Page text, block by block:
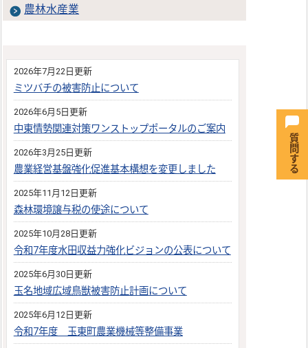
農林水産業
2026年7月22日更新
ミツバチの被害防止について
2026年6月5日更新
中東情勢関連対策ワンストップポータルのご案内
2026年3月25日更新
農業経営基盤強化促進基本構想を変更しました
2025年11月12日更新
森林環境譲与税の使途について
2025年10月28日更新
令和7年度水田収益力強化ビジョンの公表について
2025年6月30日更新
玉名地域広域鳥獣被害防止計画について
2025年6月12日更新
令和7年度 玉東町農業機械等整備事業